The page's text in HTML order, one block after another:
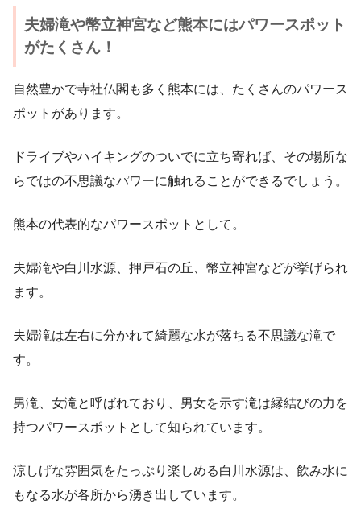
夫婦滝や幣立神宮など熊本にはパワースポット
がたくさん！
自然豊かで寺社仏閣も多く熊本には、たくさんのパワース
ポットがあります。
ドライブやハイキングのついでに立ち寄れば、その場所な
らではの不思議なパワーに触れることができるでしょう。
熊本の代表的なパワースポットとして。
夫婦滝や白川水源、押戸石の丘、幣立神宮などが挙げられ
ます。
夫婦滝は左右に分かれて綺麗な水が落ちる不思議な滝で
す。
男滝、女滝と呼ばれており、男女を示す滝は縁結びの力を
持つパワースポットとして知られています。
涼しげな雰囲気をたっぷり楽しめる白川水源は、飲み水に
もなる水が各所から湧き出しています。